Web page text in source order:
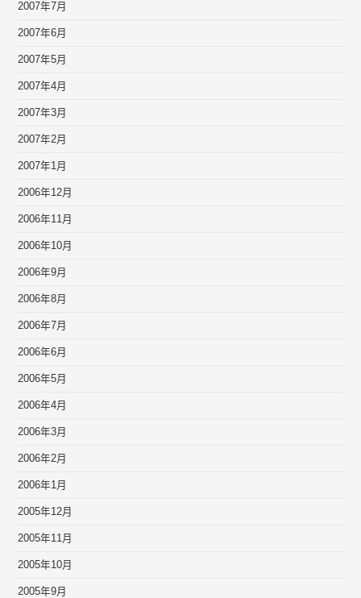
2007年7月
2007年6月
2007年5月
2007年4月
2007年3月
2007年2月
2007年1月
2006年12月
2006年11月
2006年10月
2006年9月
2006年8月
2006年7月
2006年6月
2006年5月
2006年4月
2006年3月
2006年2月
2006年1月
2005年12月
2005年11月
2005年10月
2005年9月